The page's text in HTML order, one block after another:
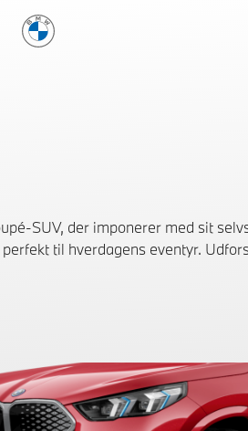
BMW Danmark
SUV, der imponerer med sit
til hverdagens eventyr.